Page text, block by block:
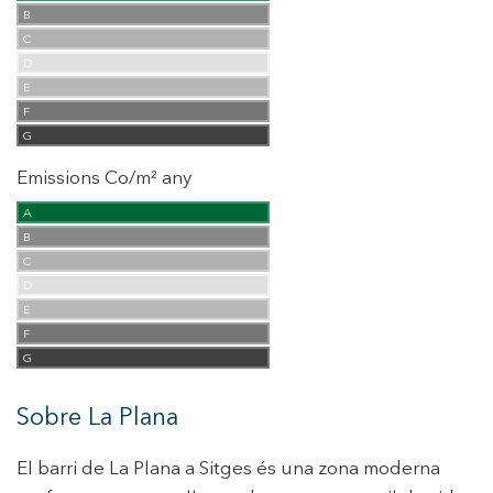
B
C
D
E
F
G
Emissions Co/m² any
A
B
C
D
E
F
G
Sobre La Plana
El barri de La Plana a Sitges és una zona moderna